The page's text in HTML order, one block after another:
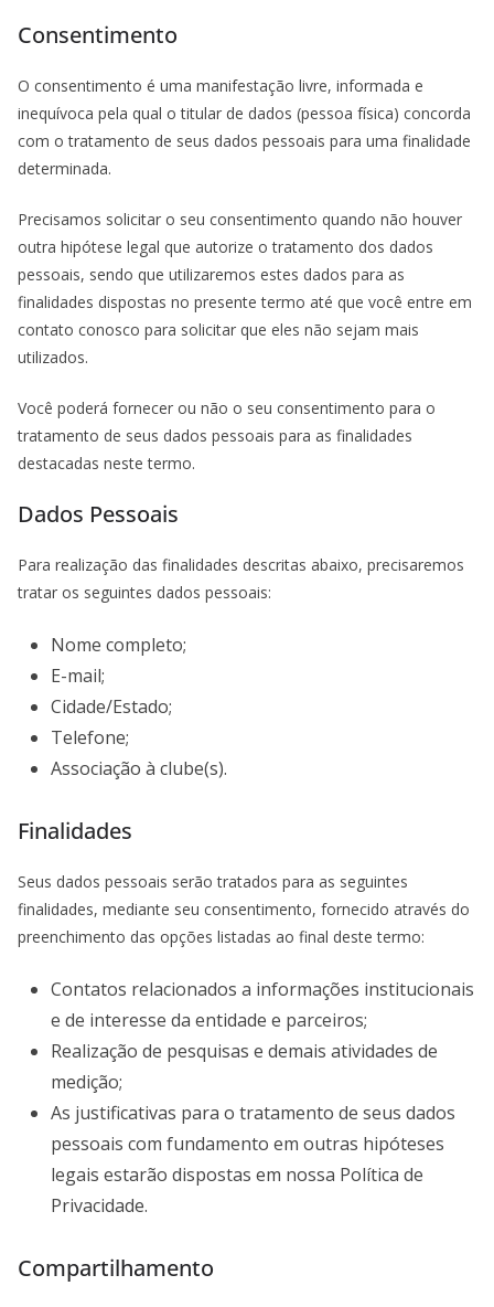
Consentimento
O consentimento é uma manifestação livre, informada e
inequívoca pela qual o titular de dados (pessoa física) concorda
com o tratamento de seus dados pessoais para uma finalidade
determinada.
Precisamos solicitar o seu consentimento quando não houver
outra hipótese legal que autorize o tratamento dos dados
pessoais, sendo que utilizaremos estes dados para as
finalidades dispostas no presente termo até que você entre em
contato conosco para solicitar que eles não sejam mais
utilizados.
Você poderá fornecer ou não o seu consentimento para o
tratamento de seus dados pessoais para as finalidades
destacadas neste termo.
Dados Pessoais
Para realização das finalidades descritas abaixo, precisaremos
tratar os seguintes dados pessoais:
Nome completo;
E-mail;
Cidade/Estado;
Telefone;
Associação à clube(s).
Finalidades
Seus dados pessoais serão tratados para as seguintes
finalidades, mediante seu consentimento, fornecido através do
preenchimento das opções listadas ao final deste termo:
Contatos relacionados a informações institucionais
e de interesse da entidade e parceiros;
Realização de pesquisas e demais atividades de
medição;
As justificativas para o tratamento de seus dados
pessoais com fundamento em outras hipóteses
legais estarão dispostas em nossa Política de
Privacidade.
Compartilhamento